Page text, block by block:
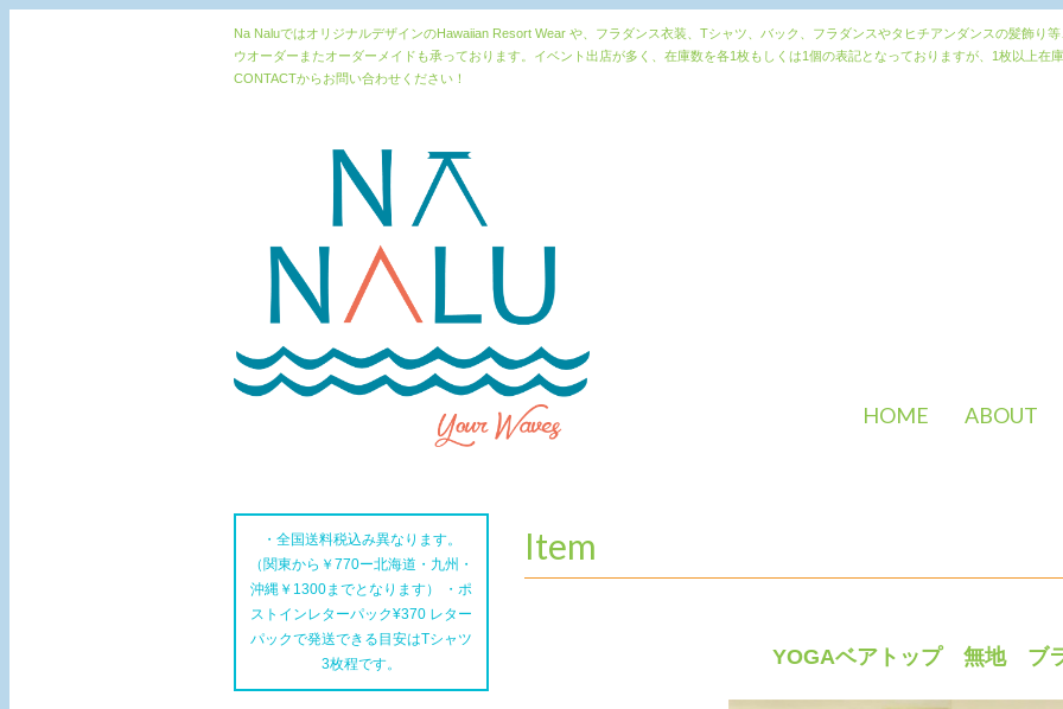
Na NaluではオリジナルデザインのHawaiian Resort Wear や、フラダンス衣装、Tシャツ、バック、フラダンスやタヒチアンダンスの髪飾り
ウオーダーまたオーダーメイドも承っております。イベント出店が多く、在庫数を各1枚もしくは1個の表記となっておりますが、1枚以上在
CONTACTからお問い合わせください！
HOME ABOUT
Item
YOGAベアトップ 無地 ブ
・全国送料税込み異なります。
（関東から￥770ー北海道・九州・
沖縄￥1300までとなります） ・ポ
ストインレターパック¥370 レター
パックで発送できる目安はTシャツ
3枚程です。